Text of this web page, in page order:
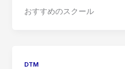
おすすめのスクール
DTM